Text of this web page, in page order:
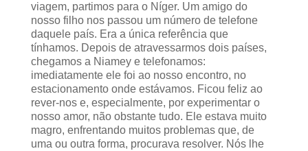
viagem, partimos para o Níger. Um amigo do
nosso filho nos passou um número de telefone
daquele país. Era a única referência que
tínhamos. Depois de atravessarmos dois países,
chegamos a Niamey e telefonamos:
imediatamente ele foi ao nosso encontro, no
estacionamento onde estávamos. Ficou feliz ao
rever-nos e, especialmente, por experimentar o
nosso amor, não obstante tudo. Ele estava muito
magro, enfrentando muitos problemas que, de
uma ou outra forma, procurava resolver. Nós lhe